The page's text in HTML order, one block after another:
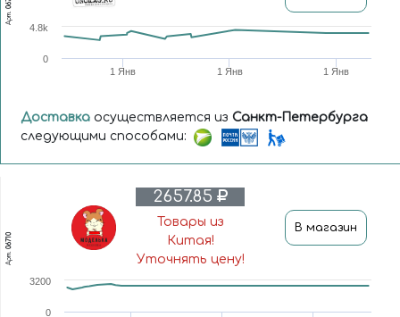
Арт.
1 Янв 1 Янв 1 Янв
0
4.8k
Доставка осуществляется из Санкт-Петербурга
следующими способами:
Арт.
06710
2657.85
Товары из
Китая!
Уточнять цену!
В магазин
0
3200